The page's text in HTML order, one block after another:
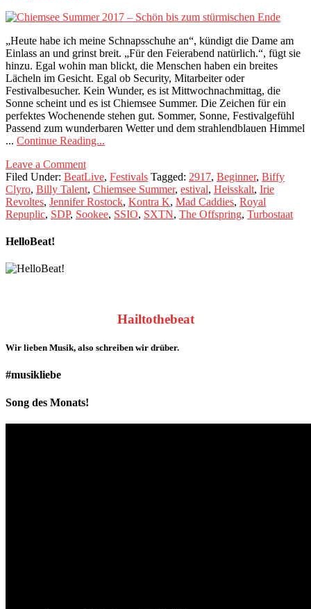
„Heute habe ich meine Schnapsschuhe an“, kündigt die Dame am
Einlass an und grinst breit. „Für den Feierabend natürlich.“, fügt sie
hinzu. Egal wohin man blickt, die Menschen haben ein breites
Lächeln im Gesicht. Egal ob Security, Mitarbeiter oder
Festivalbesucher. Kein Wunder, es ist Mittwochnachmittag, die
Sonne scheint und es ist Chiemsee Summer. Die Zeichen für ein
perfektes Wochenende stehen gut. Sommer, Sonne, Festivalgefühl
Passend zum wunderbaren Wetter und dem strahlendblauen Himmel
... Continue Reading...
Leave a Comment
Filed Under: BeatLive, Festivals Tagged: 2917, Beginner, Biffy
Clyro, Billy Talent, Chiemsee Summer, estival, Heisskalt, Irie
Revoltes, Jennifer Rostock, Kontra K, Mad Caddies, Royal
Repuplic, SDP, Sookee, SSIO, SXTN, The Offspring, Turbostaat
HelloBeat!
Hailtothebeat
Wir lieben Musik, also schreiben wir drüber.
#musikliebe
Song des Monats!